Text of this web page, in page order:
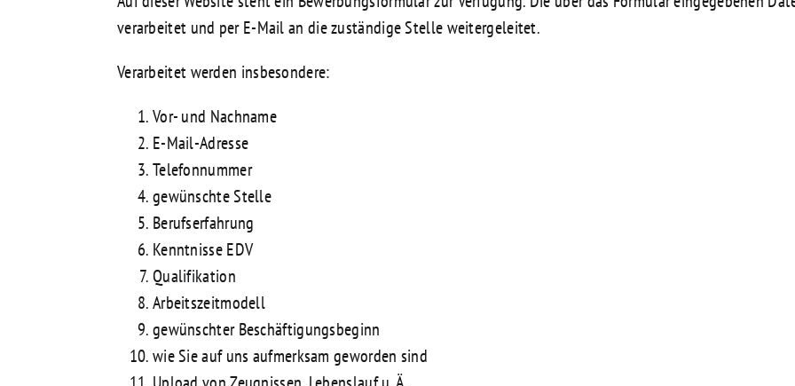
verarbeitet und per E-Mail an die zuständige Stelle weitergeleitet.
Verarbeitet werden insbesondere:
Vor- und Nachname
E-Mail-Adresse
Telefonnummer
gewünschte Stelle
Berufserfahrung
Kenntnisse EDV
Qualifikation
Arbeitszeitmodell
gewünschter Beschäftigungsbeginn
wie Sie auf uns aufmerksam geworden sind